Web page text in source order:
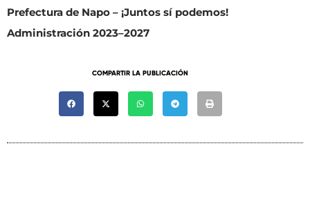
Prefectura de Napo – ¡Juntos sí podemos!
Administración 2023–2027
COMPARTIR LA PUBLICACIÓN